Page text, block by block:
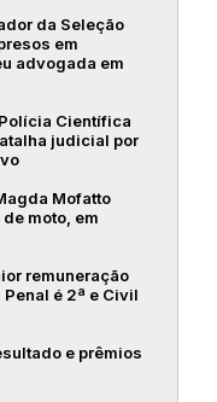
da Seleção
em
advogada em
Científica
judicial por
Mofatto
moto, em
remuneração
é 2ª e Civil
e prêmios